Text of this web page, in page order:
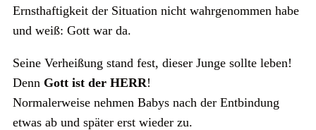
Ernsthaftigkeit der Situation nicht wahrgenommen habe
und weiß: Gott war da.
Seine Verheißung stand fest, dieser Junge sollte leben!
Denn Gott ist der HERR!
Normalerweise nehmen Babys nach der Entbindung
etwas ab und später erst wieder zu.